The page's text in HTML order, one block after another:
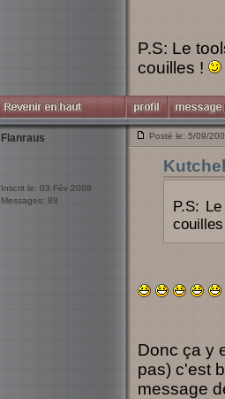
P.S: Le
couilles !
Flanraus
Inscrit le: 03 Fév 2008
Messages: 88
Posté le: 5/09/
P.S:
Donc ça y
pas) c'est
message